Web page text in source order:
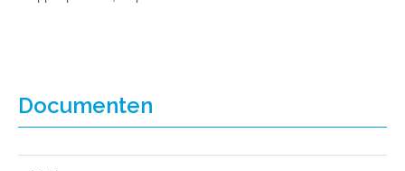
Documenten